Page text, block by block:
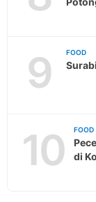
9 FOOD
10 FOOD
di